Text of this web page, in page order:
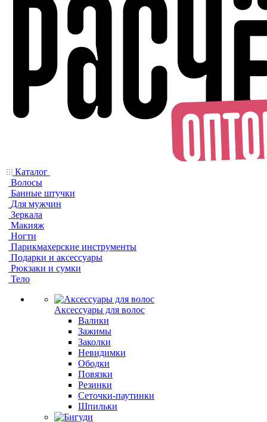
Каталог
Волосы
Банные штучки
Для мужчин
Зеркала
Макияж
Ногти
Парикмахерские инструменты
Подарки и аксессуары
Рюкзаки и сумки
Тело
Аксессуары для волос
Валики
Зажимы
Заколки
Невидимки
Ободки
Повязки
Резинки
Сеточки-паутинки
Шпильки